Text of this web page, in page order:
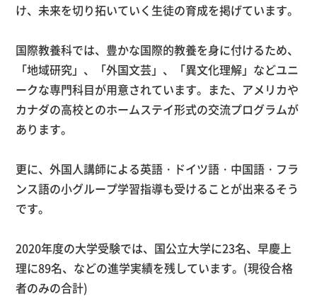
け、未来を切り拓いていく生徒の育成を掲げています。
国際教養科では、豊かな国際的教養を身に付けるため、
「地域研究」、「外国文芸」、「異文化理解」などユニ
ークな専門科目が用意されています。また、アメリカや
カナダの高校とのホームステイ形式の交流プログラムが
あります。
更に、外国人講師による英語・ドイツ語・中国語・フラ
ンス語の小グループ学習指導も受けることが出来るそう
です。
2020年度の大学受験では、国公立大学に23名、早慶上
理に89名、などの進学実績を残しています。 (現役合格
者のみの合計)